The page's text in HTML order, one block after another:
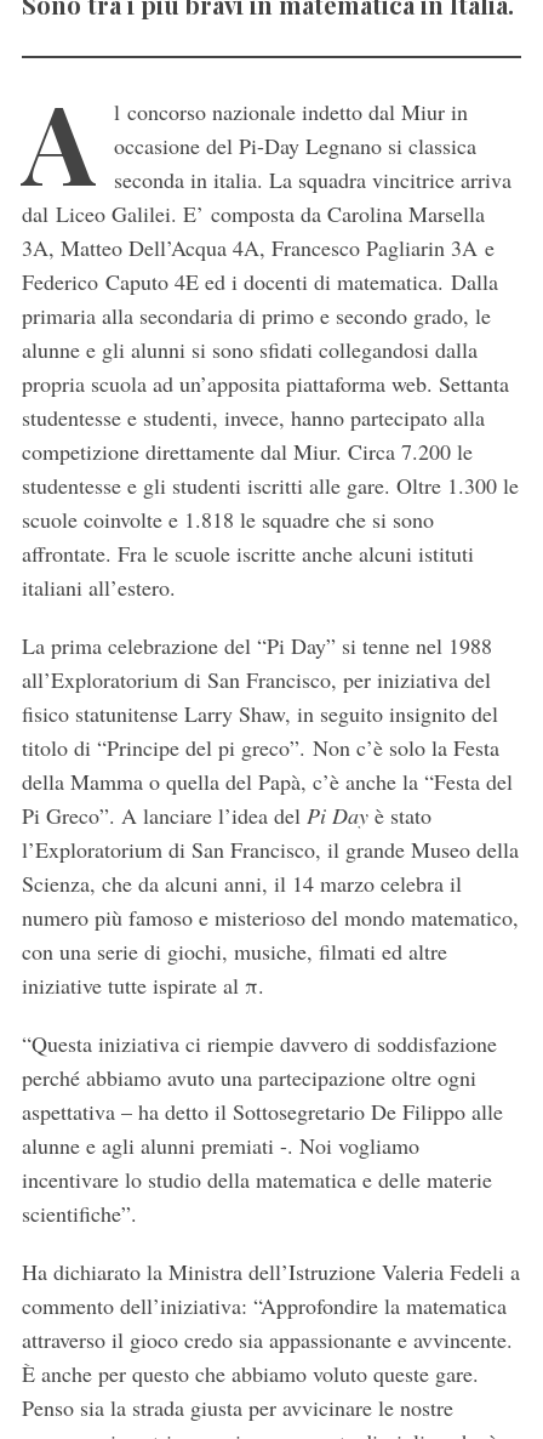
A
l concorso nazionale indetto dal Miur in
occasione del Pi-Day Legnano si classica
seconda in italia. La squadra vincitrice arriva
dal Liceo Galilei. E’ composta da Carolina Marsella
3A, Matteo Dell’Acqua 4A, Francesco Pagliarin 3A e
Federico Caputo 4E ed i docenti di matematica. Dalla
primaria alla secondaria di primo e secondo grado, le
alunne e gli alunni si sono sfidati collegandosi dalla
propria scuola ad un’apposita piattaforma web. Settanta
studentesse e studenti, invece, hanno partecipato alla
competizione direttamente dal Miur. Circa 7.200 le
studentesse e gli studenti iscritti alle gare. Oltre 1.300 le
scuole coinvolte e 1.818 le squadre che si sono
affrontate. Fra le scuole iscritte anche alcuni istituti
italiani all’estero.
La prima celebrazione del “Pi Day” si tenne nel 1988
all’Exploratorium di San Francisco, per iniziativa del
fisico statunitense Larry Shaw, in seguito insignito del
titolo di “Principe del pi greco”. Non c’è solo la Festa
della Mamma o quella del Papà, c’è anche la “Festa del
Pi Greco”. A lanciare l’idea del Pi Dayè stato
l’Exploratorium di San Francisco, il grande Museo della
Scienza, che da alcuni anni, il 14 marzo celebra il
numero più famoso e misterioso del mondo matematico,
con una serie di giochi, musiche, filmati ed altre
iniziative tutte ispirate al π.
“Questa iniziativa ci riempie davvero di soddisfazione
perché abbiamo avuto una partecipazione oltre ogni
aspettativa – ha detto il Sottosegretario De Filippo alle
alunne e agli alunni premiati -. Noi vogliamo
incentivare lo studio della matematica e delle materie
scientifiche”.
Ha dichiarato la Ministra dell’Istruzione Valeria Fedeli a
commento dell’iniziativa: “Approfondire la matematica
attraverso il gioco credo sia appassionante e avvincente.
È anche per questo che abbiamo voluto queste gare.
Penso sia la strada giusta per avvicinare le nostre